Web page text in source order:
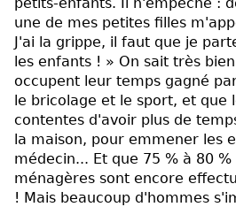
une de mes petites filles
J'ai la grippe, il faut que je
les enfants ! » On sait très
occupent leur temps gagné
le bricolage et le sport, et que
contentes d'avoir plus de
la maison, pour emmener les
médecin... Et que 75 % à 80
ménagères sont encore
! Mais beaucoup d'hommes